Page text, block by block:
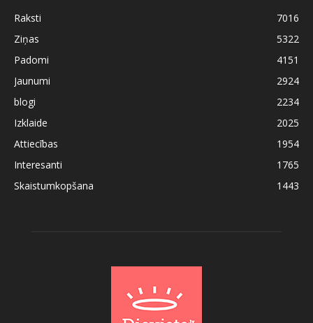
Raksti
7016
Ziņas
5322
Padomi
4151
Jaunumi
2924
blogi
2234
Izklaide
2025
Attiecības
1954
Interesanti
1765
Skaistumkopšana
1443